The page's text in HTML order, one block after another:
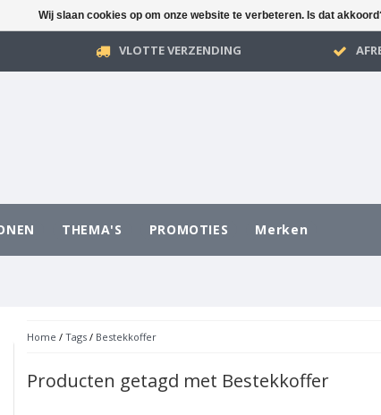
VLOTTE VERZENDING
THEMA'S PROMOTIES Merken
Home / Tags/ Bestekkoffer
Producten getagd met Bestekkoffer
Wij slaan cookies op om onze website te verbeteren. Is dat